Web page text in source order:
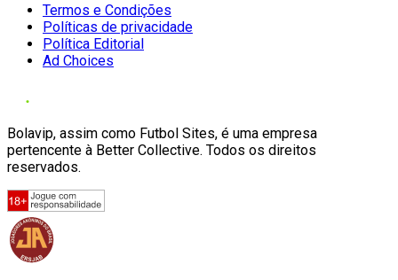
Termos e Condições
Políticas de privacidade
Política Editorial
Ad Choices
Bolavip, assim como Futbol Sites, é uma empresa
pertencente à Better Collective. Todos os direitos
reservados.